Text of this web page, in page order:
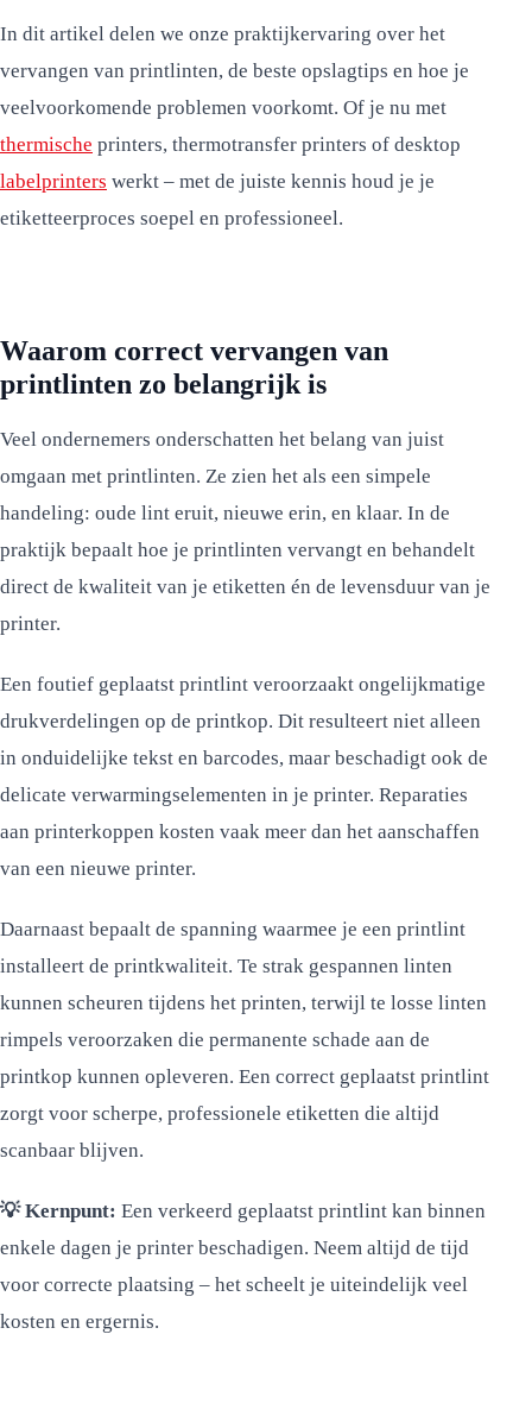
In dit artikel delen we onze praktijkervaring over het
vervangen van printlinten, de beste opslagtips en hoe je
veelvoorkomende problemen voorkomt. Of je nu met
thermische printers, thermotransfer printers of desktop
labelprinters werkt – met de juiste kennis houd je je
etiketteerproces soepel en professioneel.
Waarom correct vervangen van
printlinten zo belangrijk is
Veel ondernemers onderschatten het belang van juist
omgaan met printlinten. Ze zien het als een simpele
handeling: oude lint eruit, nieuwe erin, en klaar. In de
praktijk bepaalt hoe je printlinten vervangt en behandelt
direct de kwaliteit van je etiketten én de levensduur van je
printer.
Een foutief geplaatst printlint veroorzaakt ongelijkmatige
drukverdelingen op de printkop. Dit resulteert niet alleen
in onduidelijke tekst en barcodes, maar beschadigt ook de
delicate verwarmingselementen in je printer. Reparaties
aan printerkoppen kosten vaak meer dan het aanschaffen
van een nieuwe printer.
Daarnaast bepaalt de spanning waarmee je een printlint
installeert de printkwaliteit. Te strak gespannen linten
kunnen scheuren tijdens het printen, terwijl te losse linten
rimpels veroorzaken die permanente schade aan de
printkop kunnen opleveren. Een correct geplaatst printlint
zorgt voor scherpe, professionele etiketten die altijd
scanbaar blijven.
💡 Kernpunt: Een verkeerd geplaatst printlint kan binnen
enkele dagen je printer beschadigen. Neem altijd de tijd
voor correcte plaatsing – het scheelt je uiteindelijk veel
kosten en ergernis.